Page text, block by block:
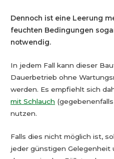
Dennoch ist eine Leerung
feuchten Bedingungen
notwendig.
In jedem Fall kann dieser
Dauerbetrieb ohne
werden. Es empfiehlt sich
mit Schlauch
nutzen.
Falls dies nicht möglich ist,
jeder günstigen Gelegenheit